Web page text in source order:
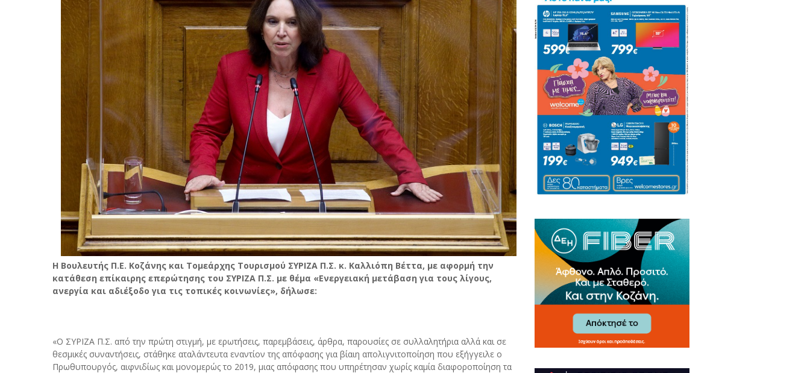
Η Βουλευτής Π.Ε. Κοζάνης και Τομεάρχης Τουρισμού ΣΥΡΙΖΑ Π.Σ. κ. Καλλιόπη Βέττα, με αφορμή την
κατάθεση επίκαιρης επερώτησης του ΣΥΡΙΖΑ Π.Σ. με θέμα «Ενεργειακή μετάβαση για τους λίγους,
ανεργία και αδιέξοδο για τις τοπικές κοινωνίες», δήλωσε:
«Ο ΣΥΡΙΖΑ Π.Σ. από την πρώτη στιγμή, με ερωτήσεις, παρεμβάσεις, άρθρα, παρουσίες σε συλλαλητήρια αλλά και σε
θεσμικές συναντήσεις, στάθηκε αταλάντευτα εναντίον της απόφασης για βίαιη απολιγνιτοποίηση που εξήγγειλε ο
Πρωθυπουργός, αιφνιδίως και μονομερώς το 2019, μιας απόφασης που υπηρέτησαν χωρίς καμία διαφοροποίηση τα